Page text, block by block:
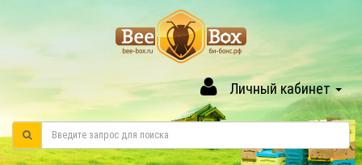
Личный кабинет